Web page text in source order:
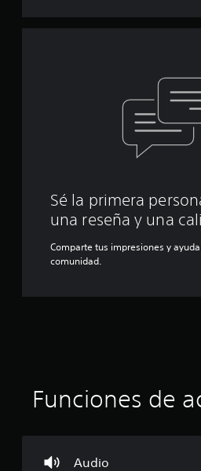
Sé la primera
una reseña y una
Comparte tus impresiones y
comunidad.
Funciones de
Audio